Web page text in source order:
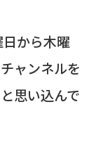
から木曜
ャンネルを
思い込んで